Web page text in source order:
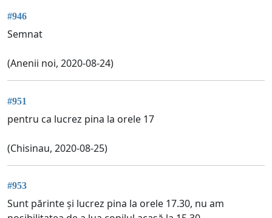
#946
Semnat
(Anenii noi, 2020-08-24)
#951
pentru ca lucrez pina la orele 17
(Chisinau, 2020-08-25)
#953
Sunt părinte și lucrez pina la orele 17.30, nu am